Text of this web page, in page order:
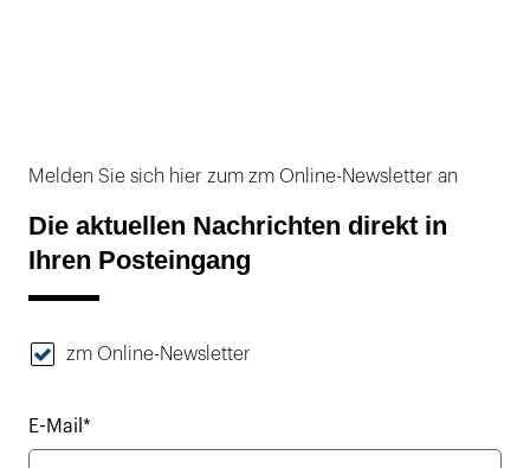
Melden Sie sich hier zum zm Online-Newsletter an
Die aktuellen Nachrichten direkt in
Ihren Posteingang
zm Online-Newsletter
E-Mail*